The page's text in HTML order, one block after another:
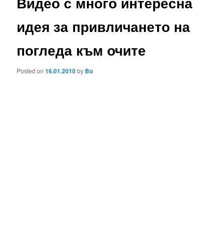
идея за привличането на
погледа към очите
Posted on16.01.2010by Bo